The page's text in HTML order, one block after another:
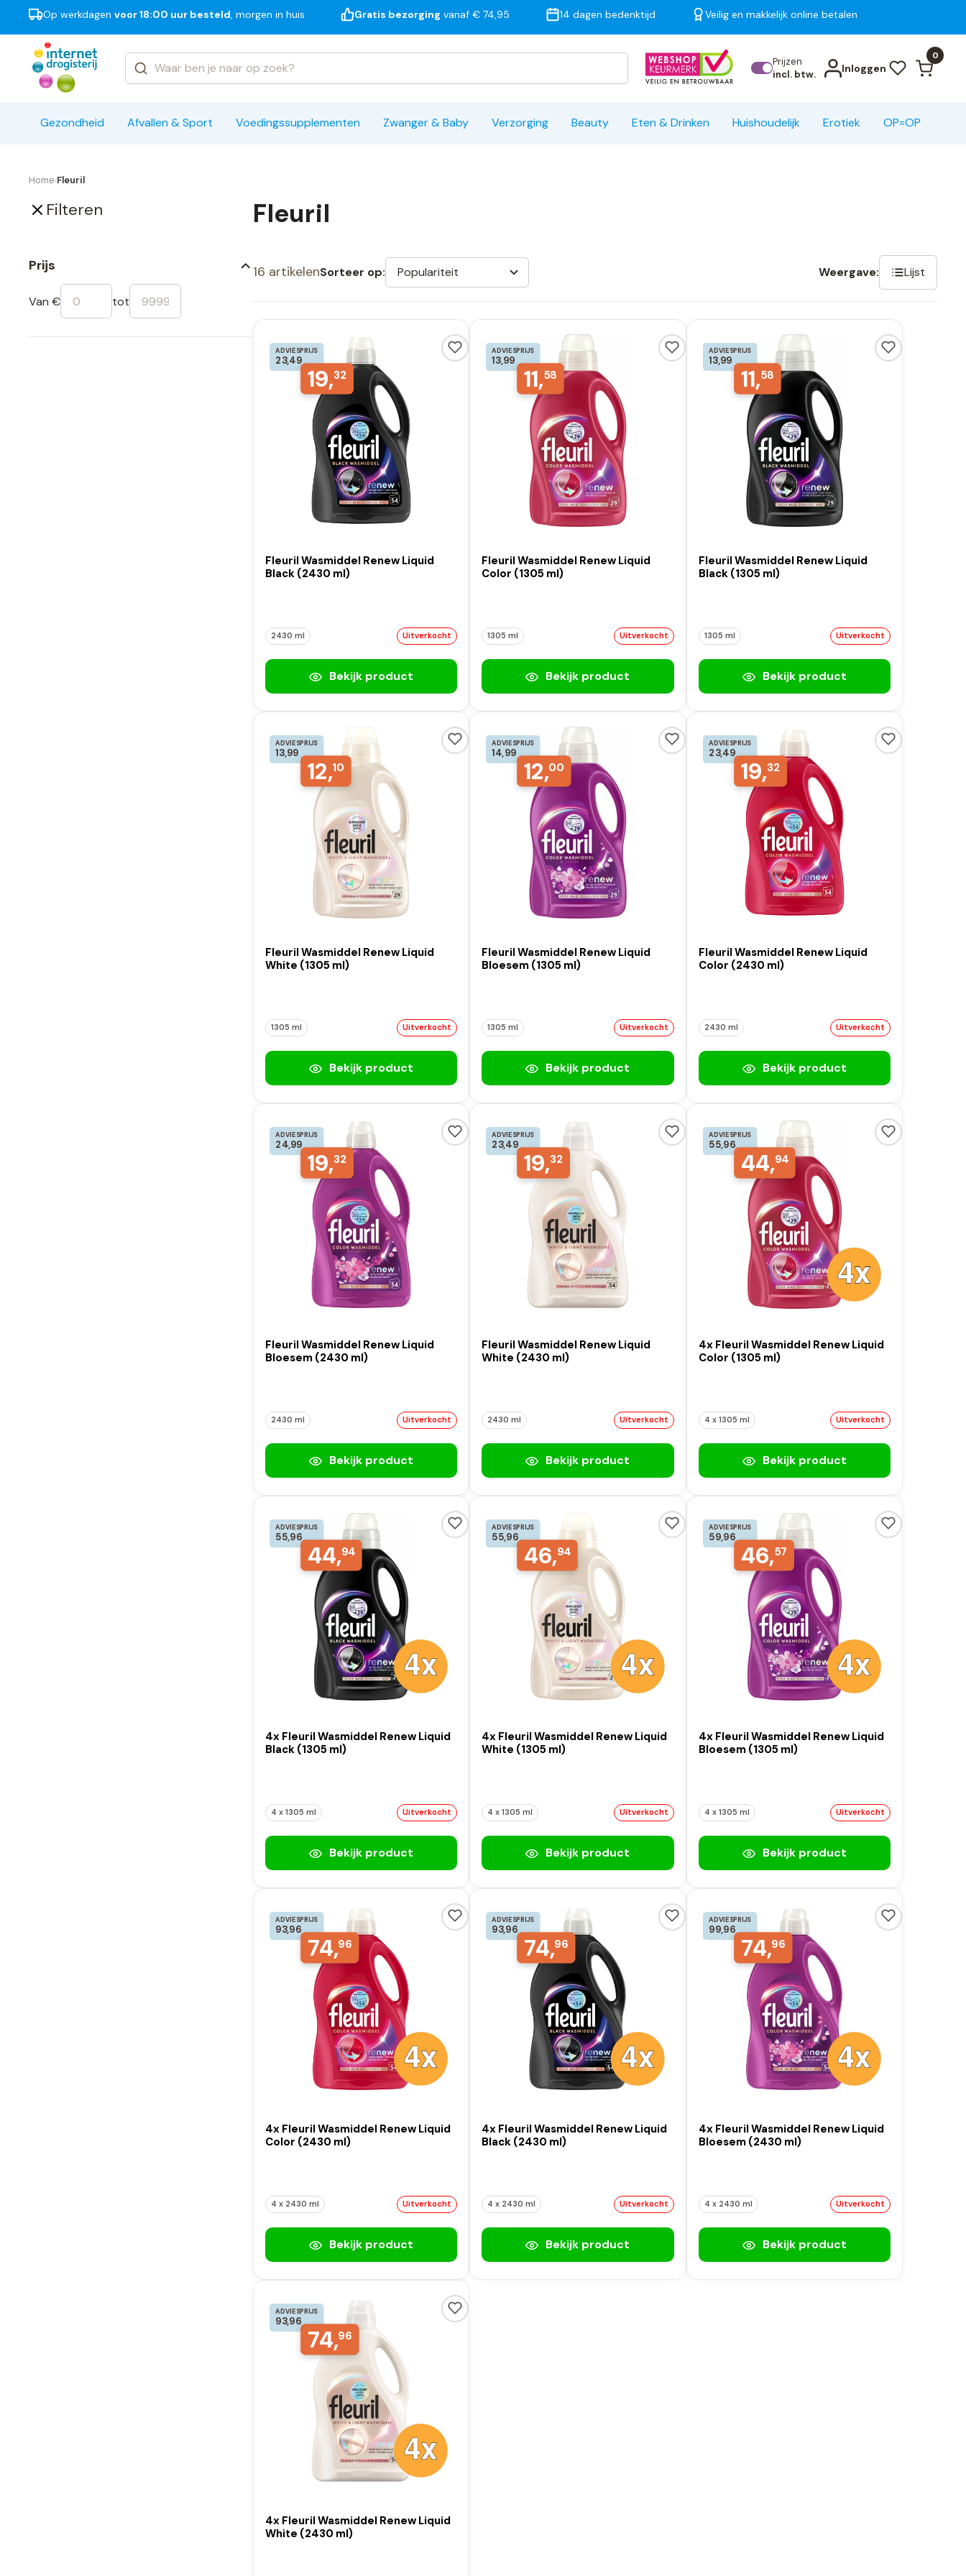
Op werkdagen voor 18:00 uur besteld, morgen in huis Gratis bezorging vanaf € 74,95 14 dagen bedenktijd Veilig en makkelijk online betalen
Prijzen
incl. btw.
Inloggen
0
Gezondheid Afvallen & Sport Voedingssupplementen Zwanger & Baby Verzorging Beauty Eten & Drinken Huishoudelijk Erotiek OP=OP
Merken Bekijk alle resultaten
Home›Fleuril
Filteren
Prijs
Van € tot
Fleuril
16 artikelenSorteer op: Populariteit Weergave: Lijst
ADVIESPRIJS
23,49
19,32
Fleuril Wasmiddel Renew Liquid
Black (2430 ml)
2430 ml Uitverkocht
Bekijk product
ADVIESPRIJS
13,99
11,58
Fleuril Wasmiddel Renew Liquid
Color (1305 ml)
1305 ml Uitverkocht
Bekijk product
ADVIESPRIJS
13,99
11,58
Fleuril Wasmiddel Renew Liquid
Black (1305 ml)
1305 ml Uitverkocht
Bekijk product
ADVIESPRIJS
13,99
12,10
Fleuril Wasmiddel Renew Liquid
White (1305 ml)
1305 ml Uitverkocht
Bekijk product
ADVIESPRIJS
14,99
12,00
Fleuril Wasmiddel Renew Liquid
Bloesem (1305 ml)
1305 ml Uitverkocht
Bekijk product
ADVIESPRIJS
23,49
19,32
Fleuril Wasmiddel Renew Liquid
Color (2430 ml)
2430 ml Uitverkocht
Bekijk product
ADVIESPRIJS
24,99
19,32
Fleuril Wasmiddel Renew Liquid
Bloesem (2430 ml)
2430 ml Uitverkocht
Bekijk product
ADVIESPRIJS
23,49
19,32
Fleuril Wasmiddel Renew Liquid
White (2430 ml)
2430 ml Uitverkocht
Bekijk product
ADVIESPRIJS
55,96
44,94
4x Fleuril Wasmiddel Renew Liquid
Color (1305 ml)
4 x 1305 ml Uitverkocht
Bekijk product
ADVIESPRIJS
55,96
44,94
4x Fleuril Wasmiddel Renew Liquid
Black (1305 ml)
4 x 1305 ml Uitverkocht
Bekijk product
ADVIESPRIJS
55,96
46,94
4x Fleuril Wasmiddel Renew Liquid
White (1305 ml)
4 x 1305 ml Uitverkocht
Bekijk product
ADVIESPRIJS
59,96
46,57
4x Fleuril Wasmiddel Renew Liquid
Bloesem (1305 ml)
4 x 1305 ml Uitverkocht
Bekijk product
ADVIESPRIJS
93,96
74,96
4x Fleuril Wasmiddel Renew Liquid
Color (2430 ml)
4 x 2430 ml Uitverkocht
Bekijk product
ADVIESPRIJS
93,96
74,96
4x Fleuril Wasmiddel Renew Liquid
Black (2430 ml)
4 x 2430 ml Uitverkocht
Bekijk product
ADVIESPRIJS
99,96
74,96
4x Fleuril Wasmiddel Renew Liquid
Bloesem (2430 ml)
4 x 2430 ml Uitverkocht
Bekijk product
ADVIESPRIJS
93,96
74,96
4x Fleuril Wasmiddel Renew Liquid
White (2430 ml)